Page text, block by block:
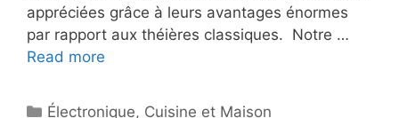
appréciées grâce à leurs avantages énormes
par rapport aux théières classiques. Notre …
Read more
Électronique, Cuisine et Maison